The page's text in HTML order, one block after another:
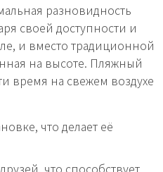
разновидность
своей доступности и
и вместо традиционной
на высоте. Пляжный
время на свежем воздухе
что делает её
что способствует